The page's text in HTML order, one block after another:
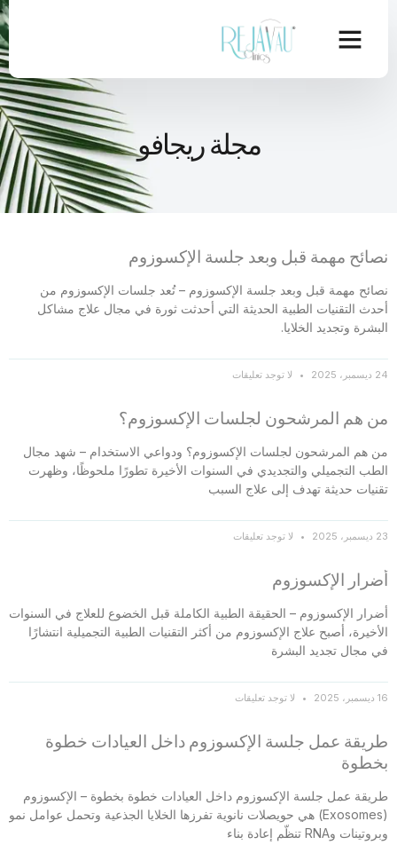
مجلة ريجافو
نصائح مهمة قبل وبعد جلسة الإكسوزوم
نصائح مهمة قبل وبعد جلسة الإكسوزوم – تُعد جلسات الإكسوزوم من
أحدث التقنيات الطبية الحديثة التي أحدثت ثورة في مجال علاج مشاكل
البشرة وتجديد الخلايا.
24 ديسمبر، 2025 لا توجد تعليقات
من هم المرشحون لجلسات الإكسوزوم؟
من هم المرشحون لجلسات الإكسوزوم؟ ودواعي الاستخدام – شهد مجال
الطب التجميلي والتجديدي في السنوات الأخيرة تطورًا ملحوظًا، وظهرت
تقنيات حديثة تهدف إلى علاج السبب
23 ديسمبر، 2025 لا توجد تعليقات
أضرار الإكسوزوم
أضرار الإكسوزوم – الحقيقة الطبية الكاملة قبل الخضوع للعلاج في السنوات
الأخيرة، أصبح علاج الإكسوزوم من أكثر التقنيات الطبية التجميلية انتشارًا
في مجال تجديد البشرة
16 ديسمبر، 2025 لا توجد تعليقات
طريقة عمل جلسة الإكسوزوم داخل العيادات خطوة
بخطوة
طريقة عمل جلسة الإكسوزوم داخل العيادات خطوة بخطوة – الإكسوزوم
(Exosomes) هي حويصلات نانوية تفرزها الخلايا الجذعية وتحمل عوامل نمو
وبروتينات وRNA تنظّم إعادة بناء